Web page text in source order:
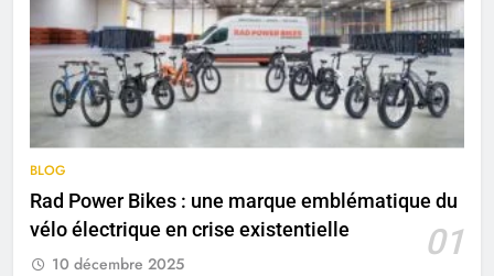
BLOG
Rad Power Bikes : une marque emblématique du
vélo électrique en crise existentielle
01
10 décembre 2025